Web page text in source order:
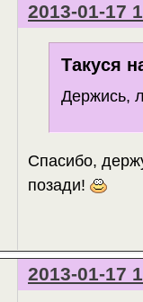
2013-01-17
Такуся
Держись,
Спасибо,
позади!
2013-01-17